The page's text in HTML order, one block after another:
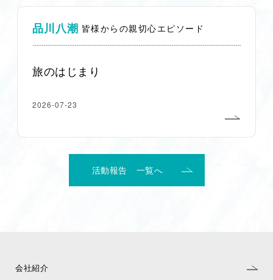
品川八潮 皆様からの親切心エピソード
旅のはじまり
2026-07-23
活動報告 一覧へ
会社紹介